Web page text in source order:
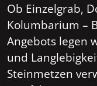
Ob Einzelgrab,
Kolumbarium –
Angebots legen
und
Steinmetzen